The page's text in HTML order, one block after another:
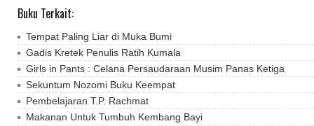
Buku Terkait:
Tempat Paling Liar di Muka Bumi
Gadis Kretek Penulis Ratih Kumala
Girls in Pants : Celana Persaudaraan Musim Panas Ketiga
Sekuntum Nozomi Buku Keempat
Pembelajaran T.P. Rachmat
Makanan Untuk Tumbuh Kembang Bayi